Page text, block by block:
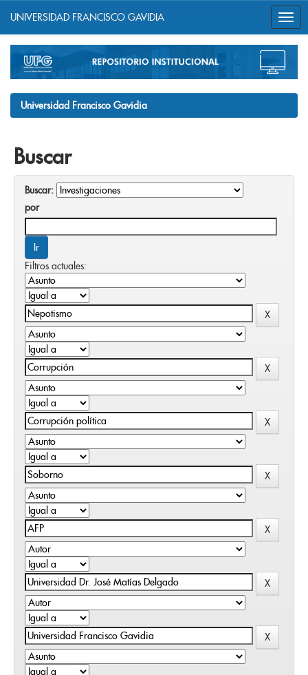
navigation
UNIVERSIDAD FRANCISCO GAVIDIA
Universidad Francisco Gavidia
Buscar
Buscar:
por
Filtros actuales: